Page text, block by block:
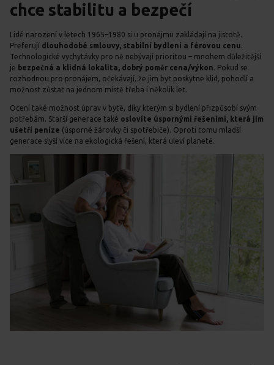
chce stabilitu a bezpečí
Lidé narození v letech 1965–1980 si u pronájmu zakládají na jistotě.
Preferují dlouhodobé smlouvy, stabilní bydlení a férovou cenu
Technologické vychytávky pro ně nebývají prioritou – mnohem důležitější
je bezpečná a klidná lokalita, dobrý poměr cena/výkon . Pokud se
rozhodnou pro pronájem, očekávají, že jim byt poskytne klid, pohodlí a
možnost zůstat na jednom místě třeba i několik let.
Ocení také možnost úprav v bytě, díky kterým si bydlení přizpůsobí svým
potřebám. Starší generace také oslovíte úspornými řešeními, která jim
ušetří peníze (úsporné žárovky či spotřebiče). Oproti tomu mladší
generace slyší více na ekologická řešení, která uleví planetě.